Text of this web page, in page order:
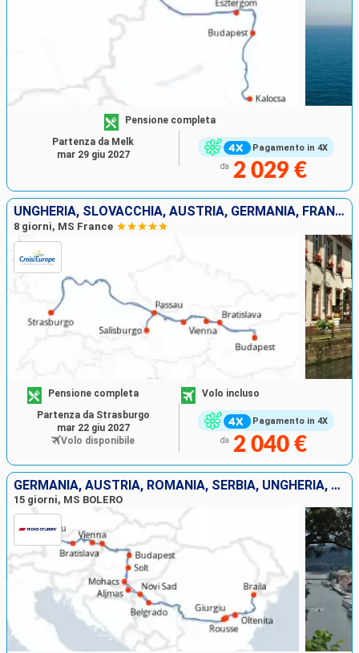
Pagamento in 4X
Pensione completa
da 2 029 €
Partenza da Melk
mar 29 giu 2027
UNGHERIA, SLOVACCHIA, AUSTRIA, GERMANIA, FRANCIA
8 giorni, MS France
Pagamento in 4X
Pensione completa Volo incluso
da 2 040 €
Partenza da Strasburgo
mar 22 giu 2027
Volo disponibile
GERMANIA, AUSTRIA, ROMANIA, SERBIA, UNGHERIA, SLOVACCHIA, FRANCIA
15 giorni, MS BOLERO